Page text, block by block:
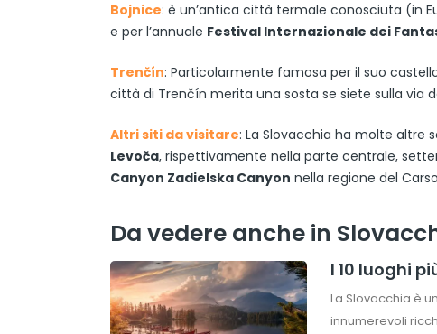
Bojnice: è un’antica città termale conosciuta (in
e per l’annuale Festival Internazionale dei
Trenčín: Particolarmente famosa per il suo
città di Trenčín merita una sosta se siete sulla via
Altri siti da visitare: La Slovacchia ha molte altre
Levoča, rispettivamente nella parte centrale,
Canyon Zadielska Canyon nella regione del
Da vedere anche in
I 10 luoghi
La Slovacchia è
innumerevoli